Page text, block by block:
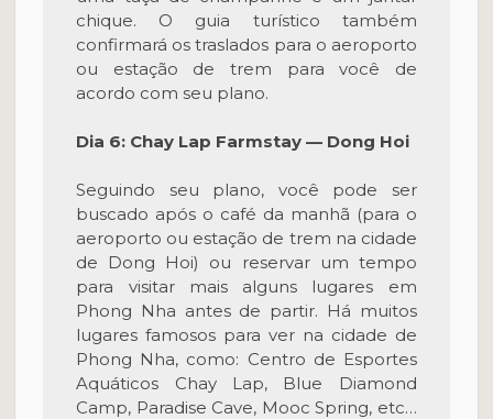
chique. O guia turístico também
confirmará os traslados para o aeroporto
ou estação de trem para você de
acordo com seu plano.
Dia 6: Chay Lap Farmstay — Dong Hoi
Seguindo seu plano, você pode ser
buscado após o café da manhã (para o
aeroporto ou estação de trem na cidade
de Dong Hoi) ou reservar um tempo
para visitar mais alguns lugares em
Phong Nha antes de partir. Há muitos
lugares famosos para ver na cidade de
Phong Nha, como: Centro de Esportes
Aquáticos Chay Lap, Blue Diamond
Camp, Paradise Cave, Mooc Spring, etc…